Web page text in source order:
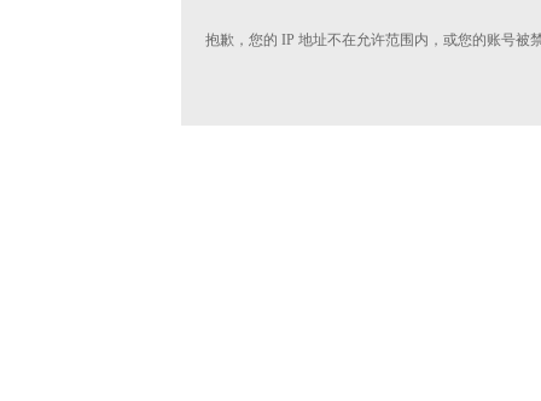
抱歉，您的 IP 地址不在允许范围内，或您的账号被